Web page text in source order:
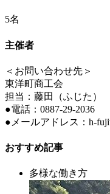
5名
主催者
＜お問い合わせ先＞
東洋町商工会
担当：藤田（ふじた）
●電話：0887-29-2036
●メールアドレス：h-
おすすめ記事
多様な働き方